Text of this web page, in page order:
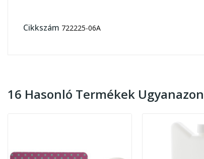
Cikkszám 722225-06A
16 Hasonló Termékek